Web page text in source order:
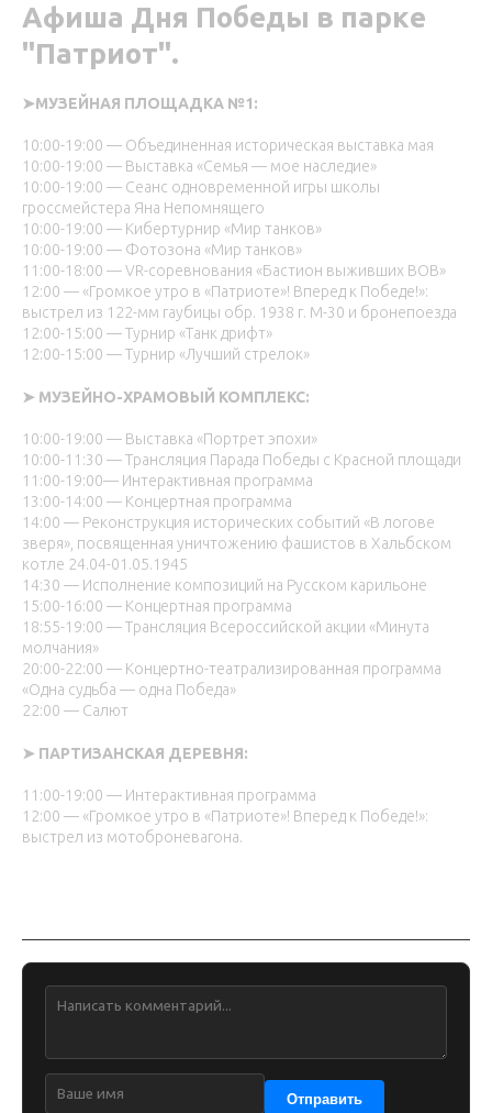
Афиша Дня Победы в парке
"Патриот".
➤МУЗЕЙНАЯ ПЛОЩАДКА №1:
10:00-19:00 — Объединенная историческая выставка мая
10:00-19:00 — Выставка «Семья — мое наследие»
10:00-19:00 — Сеанс одновременной игры школы
гроссмейстера Яна Непомнящего
10:00-19:00 — Кибертурнир «Мир танков»
10:00-19:00 — Фотозона «Мир танков»
11:00-18:00 — VR-соревнования «Бастион выживших ВОВ»
12:00 — «Громкое утро в «Патриоте»! Вперед к Победе!»:
выстрел из 122-мм гаубицы обр. 1938 г. М-30 и бронепоезда
12:00-15:00 — Турнир «Танк дрифт»
12:00-15:00 — Турнир «Лучший стрелок»
➤ МУЗЕЙНО-ХРАМОВЫЙ КОМПЛЕКС:
10:00-19:00 — Выставка «Портрет эпохи»
10:00-11:30 — Трансляция Парада Победы с Красной площади
11:00-19:00— Интерактивная программа
13:00-14:00 — Концертная программа
14:00 — Реконструкция исторических событий «В логове
зверя», посвященная уничтожению фашистов в Хальбском
котле 24.04-01.05.1945
14:30 — Исполнение композиций на Русском карильоне
15:00-16:00 — Концертная программа
18:55-19:00 — Трансляция Всероссийской акции «Минута
молчания»
20:00-22:00 — Концертно-театрализированная программа
«Одна судьба — одна Победа»
22:00 — Салют
➤ ПАРТИЗАНСКАЯ ДЕРЕВНЯ:
11:00-19:00 — Интерактивная программа
12:00 — «Громкое утро в «Патриоте»! Вперед к Победе!»:
выстрел из мотоброневагона.
Отправить